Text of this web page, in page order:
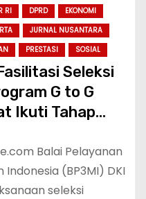
RI DPRD
EKONOMI
JURNAL NUSANTARA
PRESTASI SOSIAL
Seleksi
G to G
Ikuti Tahap
Balai Pelayanan
(BP3MI) DKI
seleksi